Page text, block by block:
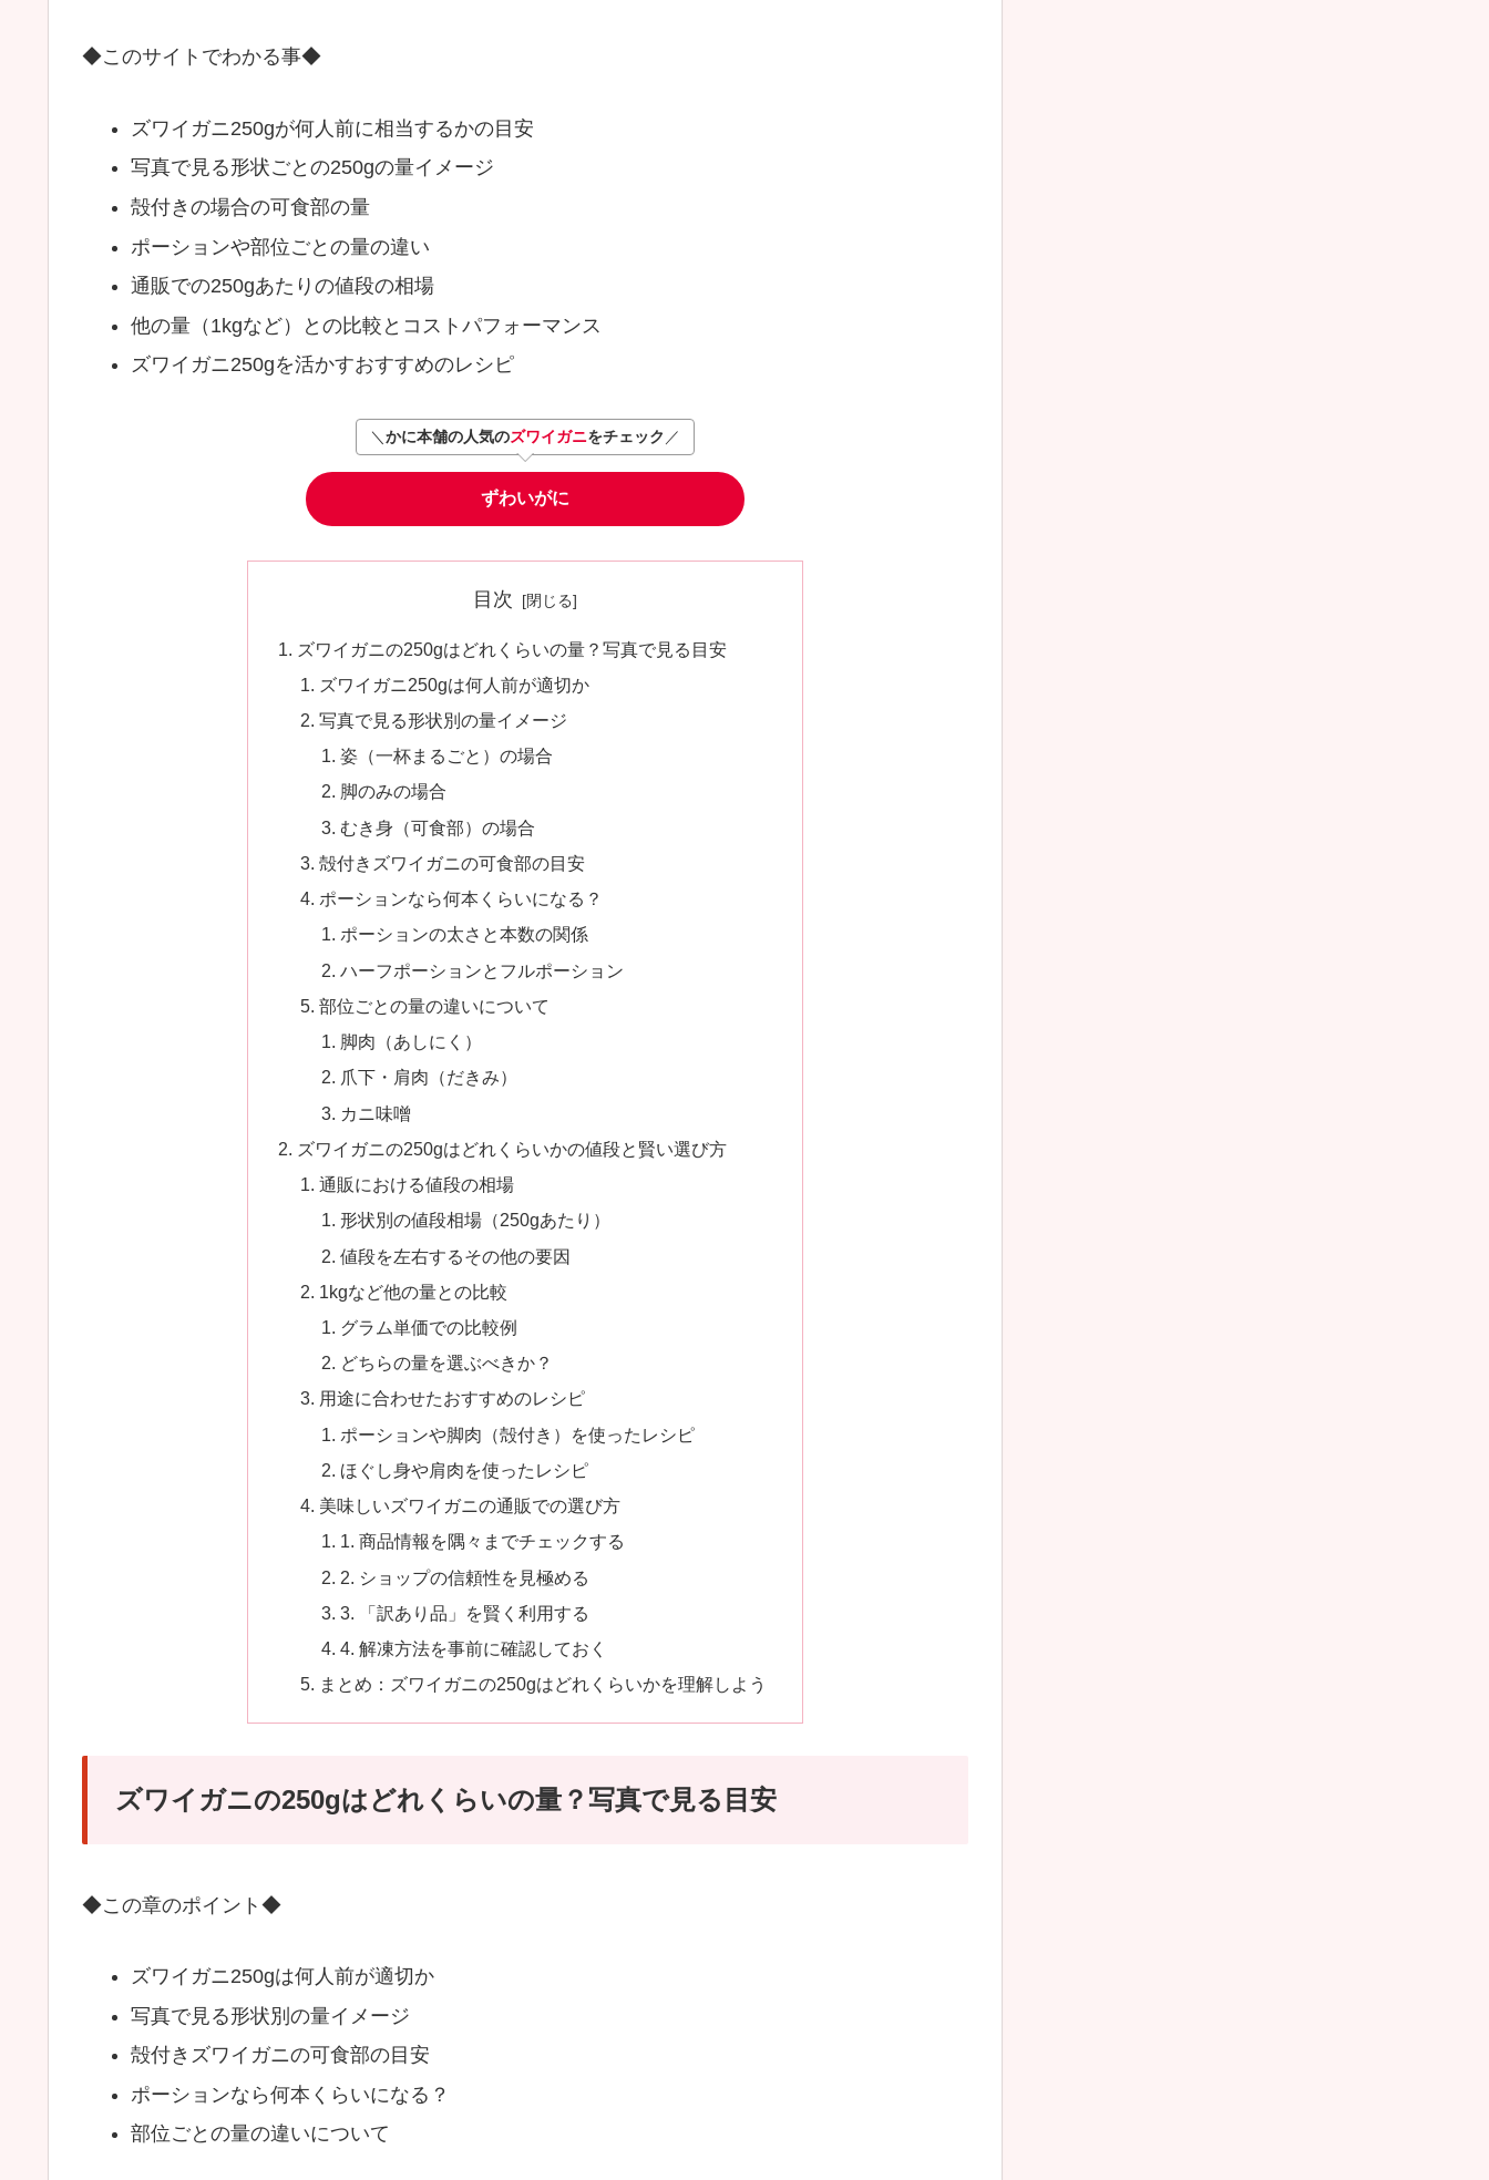
◆このサイトでわかる事◆
ズワイガニ250gが何人前に相当するかの目安
写真で見る形状ごとの250gの量イメージ
殻付きの場合の可食部の量
ポーションや部位ごとの量の違い
通販での250gあたりの値段の相場
他の量（1kgなど）との比較とコストパフォーマンス
ズワイガニ250gを活かすおすすめのレシピ
＼ かに本舗の人気のズワイガニをチェック ／
ずわいがに
目次
ズワイガニの250gはどれくらいの量？写真で見る目安
ズワイガニ250gは何人前が適切か
写真で見る形状別の量イメージ
姿（一杯まるごと）の場合
脚のみの場合
むき身（可食部）の場合
殻付きズワイガニの可食部の目安
ポーションなら何本くらいになる？
ポーションの太さと本数の関係
ハーフポーションとフルポーション
部位ごとの量の違いについて
脚肉（あしにく）
爪下・肩肉（だきみ）
カニ味噌
ズワイガニの250gはどれくらいかの値段と賢い選び方
通販における値段の相場
形状別の値段相場（250gあたり）
値段を左右するその他の要因
1kgなど他の量との比較
グラム単価での比較例
どちらの量を選ぶべきか？
用途に合わせたおすすめのレシピ
ポーションや脚肉（殻付き）を使ったレシピ
ほぐし身や肩肉を使ったレシピ
美味しいズワイガニの通販での選び方
1. 商品情報を隅々までチェックする
2. ショップの信頼性を見極める
3. 「訳あり品」を賢く利用する
4. 解凍方法を事前に確認しておく
まとめ：ズワイガニの250gはどれくらいかを理解しよう
ズワイガニの250gはどれくらいの量？写真で見る目安
◆この章のポイント◆
ズワイガニ250gは何人前が適切か
写真で見る形状別の量イメージ
殻付きズワイガニの可食部の目安
ポーションなら何本くらいになる？
部位ごとの量の違いについて